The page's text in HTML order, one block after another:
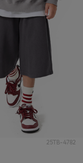
25TB-4782